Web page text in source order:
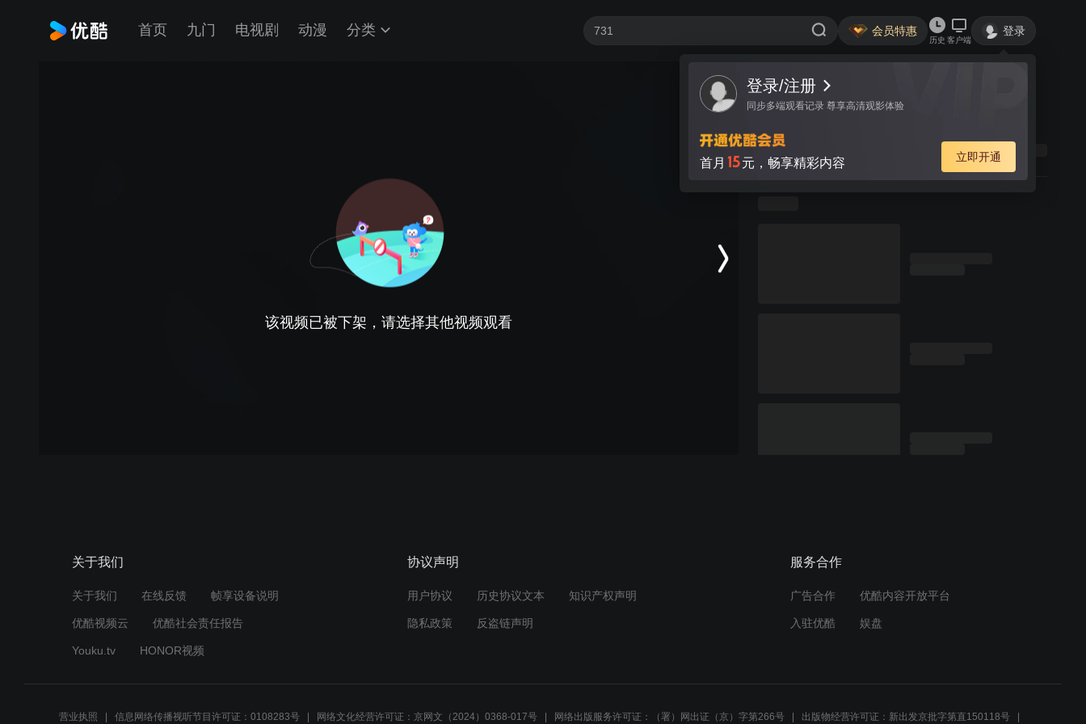
首页 九门 电视剧 动漫 分类 会员特惠
历史 客户端
登录
登录/注册
同步多端观看记录 尊享高清观影体验
首月 15元，畅享精彩内容 立即开通
该视频已被下架，请选择其他视频观看
关于我们
关于我们 在线反馈 帧享设备说明
优酷视频云 优酷社会责任报告
Youku.tv HONOR视频
协议声明
用户协议 历史协议文本 知识产权声明
隐私政策 反盗链声明
服务合作
广告合作 优酷内容开放平台
入驻优酷 娱盘
营业执照 信息网络传播视听节目许可证：0108283号 网络文化经营许可证：京网文（2024）0368-017号 网络出版服务许可证：（署）网出证（京）字第266号 出版物经营许可证：新出发京批字第直150118号